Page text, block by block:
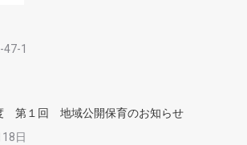
1
第１回 地域公開保育のお知らせ
日